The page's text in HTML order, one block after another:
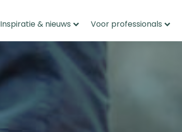
Inspiratie & nieuws Voor professionals